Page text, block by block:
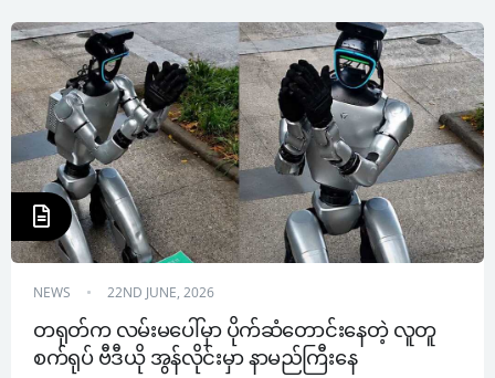
NEWS 22ND JUNE, 2026
တရုတ်က လမ်းမပေါ်မှာ ပိုက်ဆံတောင်းနေတဲ့ လူတူ
စက်ရုပ် ဗီဒီယို အွန်လိုင်းမှာ နာမည်ကြီးနေ